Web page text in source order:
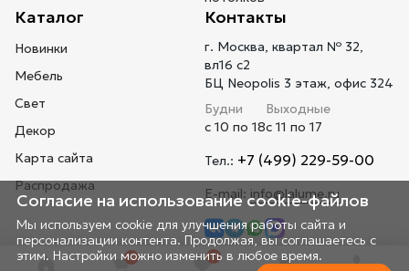
0 0
Каталог
Новинки
Мебель
Свет
Декор
Карта сайта
Распродажа
Контакты
г. Москва, квартал № 32,
вл16 с2
БЦ Neopolis 3 этаж, офис 324
Будни
с 10 по 18
Выходные
с 11 по 17
Тел.: +7 (499) 229-59-00
E-mail: info@lalume.ru
Согласие на использование cookie-файлов
Мы используем cookie для улучшения работы сайта и
персонализации контента. Продолжая, вы соглашаетесь с
этим. Настройки можно изменить в любое время.